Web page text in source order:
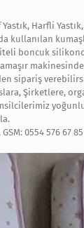
Yastık, Harfli Yastık,
kullanılan
boncuk
sipariş
Şirketlere,
GSM: 0554 576 67